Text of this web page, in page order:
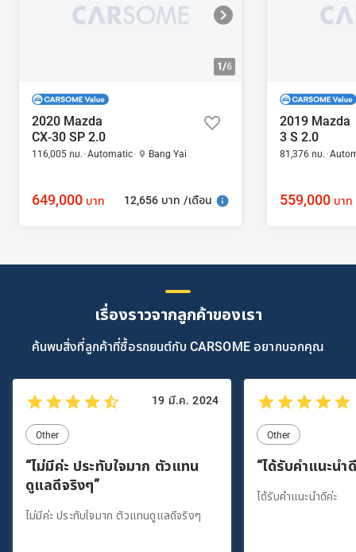
1/6
2020 Mazda
CX-30 SP 2.0
116,005 กม. Automatic Bang Yai
649,000 บาท 12,656 บาท /เดือน
2019 Mazda
3 S 2.0
81,376 กม.
559,000 บาท
เรื่องราวจากลูกค้าของเรา
ค้นพบสิ่งที่ลูกค้าที่ซื้อรถยนต์กับ CARSOME อยากบอกคุณ
19 มี.ค. 2024
Other
“ไม่มีค่ะ ประทับใจมาก ตัวแทน
ดูแลดีจริงๆ”
ไม่มีค่ะ ประทับใจมาก ตัวแทนดูแลดีจริงๆ
Other
“ได้รับคำแนะนำ
ได้รับคำแนะนำดีค่ะ